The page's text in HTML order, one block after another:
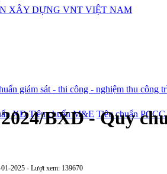
XD Tiêu chuẩn M&E Tiêu chuẩn PCCC
BXD - Quy
2025 - Lượt xem: 139670